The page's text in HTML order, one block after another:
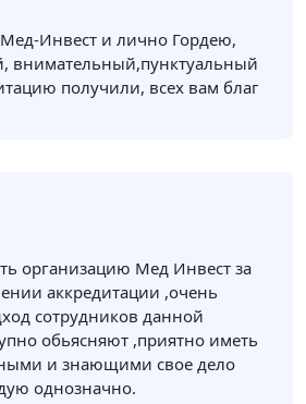
Инвест и лично Гордею,
внимательный,пунктуальный
получили, всех вам благ
организацию Мед Инвест за
аккредитации ,очень
сотрудников данной
обьясняют ,приятно иметь
и знающими свое дело
однозначно.